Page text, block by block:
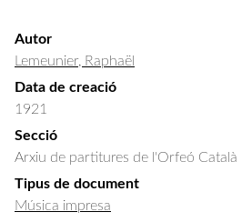
Autor
Lemeunier, Raphaël
Data de creació
1921
Secció
Arxiu de partitures de l'Orfeó Català
Tipus de document
Música impresa